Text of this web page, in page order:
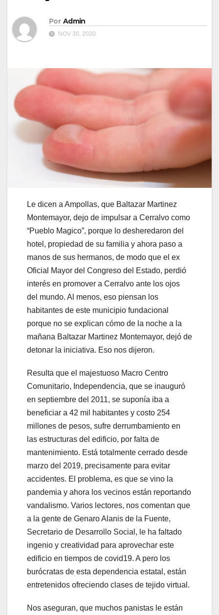
Por Admin
NOV 30, 2020
Le dicen a Ampollas, que Baltazar Martinez
Montemayor, dejo de impulsar a Cerralvo como
“Pueblo Magico”, porque lo desheredaron del
hotel, propiedad de su familia y ahora paso a
manos de sus hermanos, de modo que el ex
Oficial Mayor del Congreso del Estado, perdió
interés en promover a Cerralvo ante los ojos
del mundo. Al menos, eso piensan los
habitantes de este municipio fundacional
porque no se explican cómo de la noche a la
mañana Baltazar Martinez Montemayor, dejó de
detonar la iniciativa. Eso nos dijeron.
Resulta que el majestuoso Macro Centro
Comunitario, Independencia, que se inauguró
en septiembre del 2011, se suponía iba a
beneficiar a 42 mil habitantes y costo 254
millones de pesos, sufre derrumbamiento en
las estructuras del edificio, por falta de
mantenimiento. Está totalmente cerrado desde
marzo del 2019, precisamente para evitar
accidentes. El problema, es que se vino la
pandemia y ahora los vecinos están reportando
vandalismo. Varios lectores, nos comentan que
a la gente de Genaro Alanis de la Fuente,
Secretario de Desarrollo Social, le ha faltado
ingenio y creatividad para aprovechar este
edificio en tiempos de covid19. A pero los
burócratas de esta dependencia estatal, están
entretenidos ofreciendo clases de tejido virtual.
Nos aseguran, que muchos panistas le están